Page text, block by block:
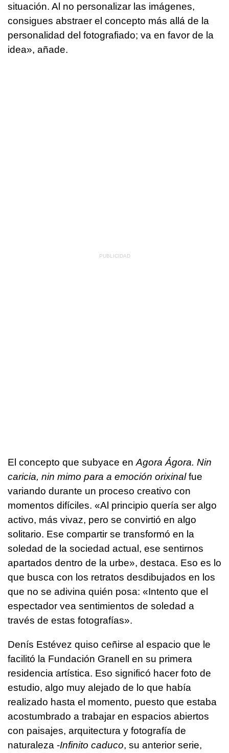
situación. Al no personalizar las imágenes,
consigues abstraer el concepto más allá de la
personalidad del fotografiado; va en favor de la
idea», añade.
El concepto que subyace en Agora Ágora. Nin
caricia, nin mimo para a emoción orixinalfue
variando durante un proceso creativo con
momentos difíciles. «Al principio quería ser algo
activo, más vivaz, pero se convirtió en algo
solitario. Ese compartir se transformó en la
soledad de la sociedad actual, ese sentirnos
apartados dentro de la urbe», destaca. Eso es lo
que busca con los retratos desdibujados en los
que no se adivina quién posa: «Intento que el
espectador vea sentimientos de soledad a
través de estas fotografías».
Denís Estévez quiso ceñirse al espacio que le
facilitó la Fundación Granell en su primera
residencia artística. Eso significó hacer foto de
estudio, algo muy alejado de lo que había
realizado hasta el momento, puesto que estaba
acostumbrado a trabajar en espacios abiertos
con paisajes, arquitectura y fotografía de
naturaleza -Infinito caduco, su anterior serie,